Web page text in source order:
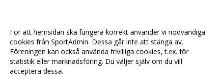
För att hemsidan ska fungera korrekt använder vi nödvändiga
cookies från SportAdmin. Dessa går inte att stänga av.
Föreningen kan också använda frivilliga cookies, t.ex. för
statistik eller marknadsföring. Du väljer själv om du vill
acceptera dessa.